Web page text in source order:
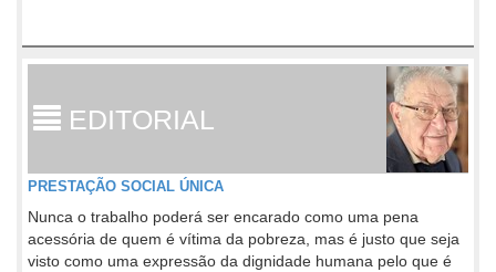
EDITORIAL
PRESTAÇÃO SOCIAL ÚNICA
Nunca o trabalho poderá ser encarado como uma pena
acessória de quem é vítima da pobreza, mas é justo que seja
visto como uma expressão da dignidade humana pelo que é